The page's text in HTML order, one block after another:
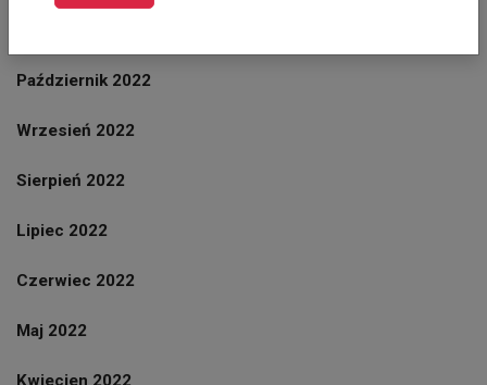
Październik 2022
Wrzesień 2022
Sierpień 2022
Lipiec 2022
Czerwiec 2022
Maj 2022
Kwiecien 2022